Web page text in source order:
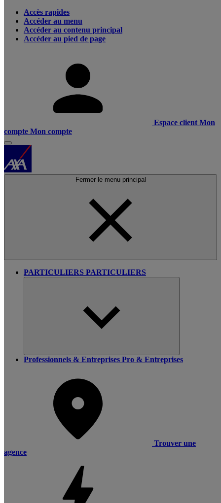
Accès rapides
Accéder au menu
Accéder au contenu principal
Accéder au pied de page
Espace client Mon
compte Mon compte
Fermer le menu principal
PARTICULIERS PARTICULIERS
Professionnels & Entreprises Pro & Entreprises
Trouver une
agence